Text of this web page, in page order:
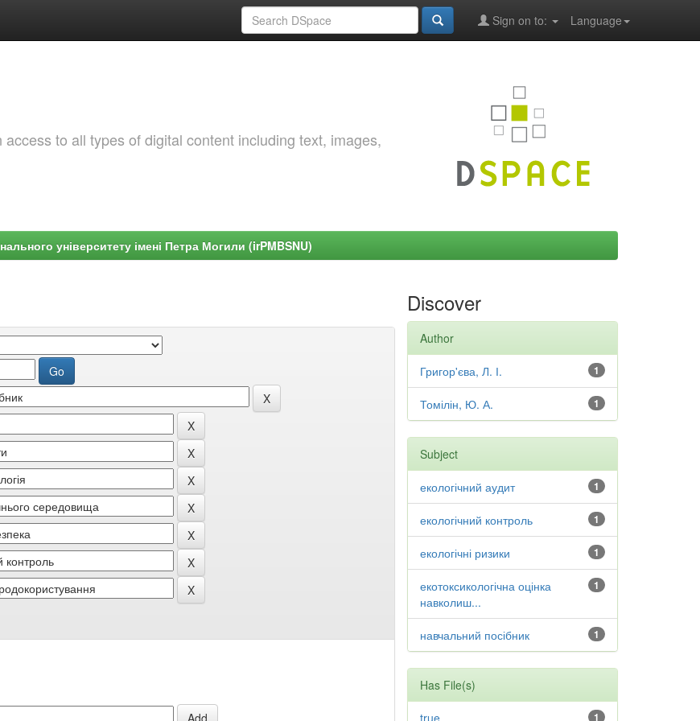
Language
Sign on to:
to all types of digital content including text, images,
університету імені Петра Могили (irPMBSNU)
Discover
Author
1
Григор'єва, Л. І.
1
Томілін, Ю. А.
Subject
1
екологічний аудит
1
екологічний контроль
1
екологічні ризики
1
екотоксикологічна оцінка
навколиш...
1
навчальний посібник
Has File(s)
1
true